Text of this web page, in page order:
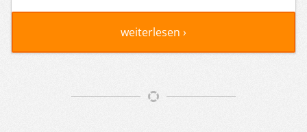
weiterlesen ›